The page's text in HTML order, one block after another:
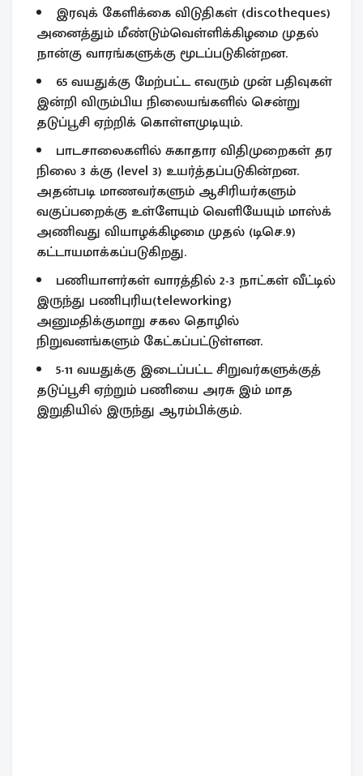
இரவுக் கேளிக்கை விடுதிகள் (discotheques)
அனைத்தும் மீண்டும்வெள்ளிக்கிழமை முதல்
நான்கு வாரங்களுக்கு மூடப்படுகின்றன.
65 வயதுக்கு மேற்பட்ட எவரும் முன் பதிவுகள்
இன்றி விரும்பிய நிலையங்களில் சென்று
தடுப்பூசி ஏற்றிக் கொள்ளமுடியும்.
பாடசாலைகளில் சுகாதார விதிமுறைகள் தர
நிலை 3 க்கு (level 3) உயர்த்தப்படுகின்றன.
அதன்படி மாணவர்களும் ஆசிரியர்களும்
வகுப்பறைக்கு உள்ளேயும் வெளியேயும் மாஸ்க்
அணிவது வியாழக்கிழமை முதல் (டிசெ.9)
கட்டாயமாக்கப்படுகிறது.
பணியாளர்கள் வாரத்தில் 2-3 நாட்கள் வீட்டில்
இருந்து பணிபுரிய(teleworking)
அனுமதிக்குமாறு சகல தொழில்
நிறுவனங்களும் கேட்கப்பட்டுள்ளன.
5-11 வயதுக்கு இடைப்பட்ட சிறுவர்களுக்குத்
தடுப்பூசி ஏற்றும் பணியை அரசு இம் மாத
இறுதியில் இருந்து ஆரம்பிக்கும்.